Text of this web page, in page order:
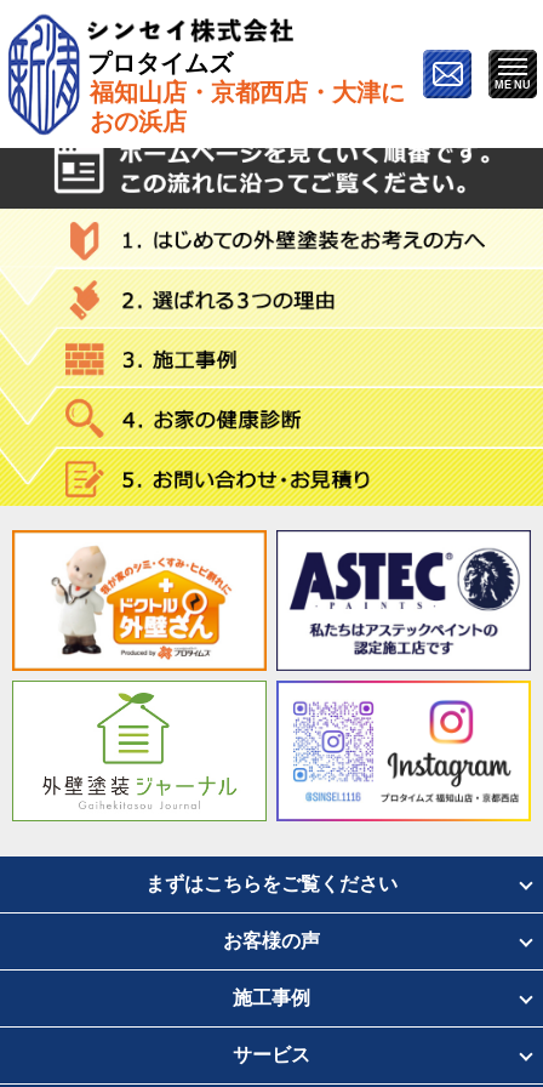
プロタイムズ
福知山店・京都西店・大津に
おの浜店
ホーム»子育てブログ
まずはこちらをご覧ください
お客様の声
施工事例
サービス